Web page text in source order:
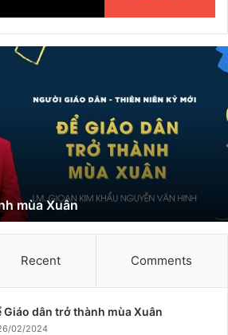
mùa Xuân
Recent Comments
Giáo dân trở thành mùa Xuân
02/2024